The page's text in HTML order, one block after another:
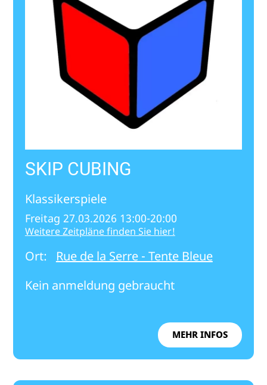
SKIP CUBING
Klassikerspiele
Freitag 27.03.2026 13:00-20:00
Weitere Zeitpläne finden Sie hier!
Ort:
Rue de la Serre - Tente Bleue
Kein anmeldung gebraucht
MEHR INFOS